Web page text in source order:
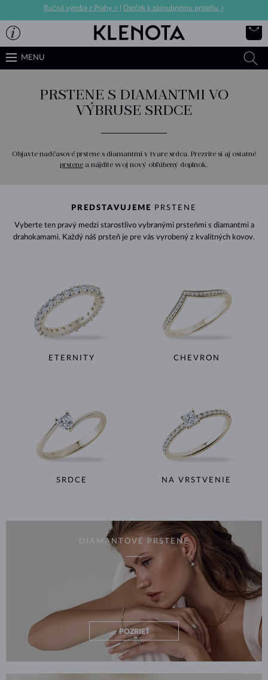
Ručná výroba z Prahy > Darček k zásnubnému prsteňu >
MENU
PRSTENE S DIAMANTMI VO
VÝBRUSE SRDCE
Objavte nadčasové prstene s diamantmi v tvare srdca. Prezrite si aj ostatné
prstene a nájdite svoj nový obľúbený doplnok.
PREDSTAVUJEME PRSTENE
Vyberte ten pravý medzi starostlivo vybranými prsteňmi s diamantmi a
drahokamami. Každý náš prsteň je pre vás vyrobený z kvalitných kovov.
ETERNITY CHEVRON
SRDCE NA VRSTVENIE
DIAMANTOVÉ PRSTENE
POZRIEŤ